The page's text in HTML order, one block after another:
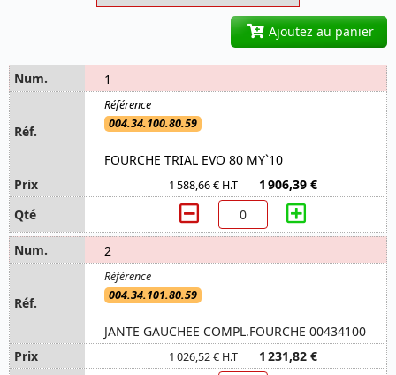
Ajoutez au panier
1
004.34.100.80.59
FOURCHE TRIAL EVO 80 MY`10
1 588,66 € H.T 1 906,39 €
2
004.34.101.80.59
JANTE GAUCHEE COMPL.FOURCHE 00434100
1 026,52 € H.T 1 231,82 €